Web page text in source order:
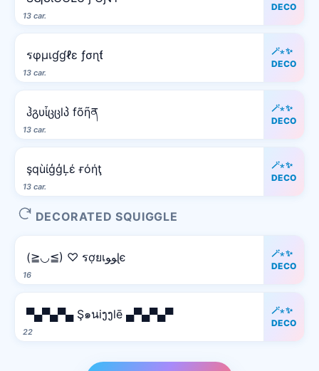
13 car.
DECO
13 car.
รφµเɠɠℓε ƒσɳƭ
🪄⋆✨
DECO
13 car.
ჰგυἶცცlპ fõῆན
🪄⋆✨
DECO
13 car.
şqùίģģĻέ ғόήţ
🪄⋆✨
DECO
DECORATED SQUIGGLE
16
(≧◡≦) ♡ รợยเﻮﻮɭє
🪄⋆✨
DECO
22
▀▄▀▄▀▄ Ş๑นiງງlē ▄▀▄▀▄▀
🪄⋆✨
DECO